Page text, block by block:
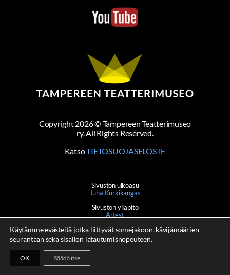
Copyright2026© Tampereen Teatterimuseo
ry. All Rights Reserved.
KatsoTIETOSUOJASELOSTE
Sivuston ulkoasu
Juha Kurkikangas
Sivuston ylläpito
Artest
Käytämme evästeitä jotka liittyvät somejakoon, kävijämäärien
seurantaan sekä sisällön latautumisnopeuteen.
OK Säädä itse